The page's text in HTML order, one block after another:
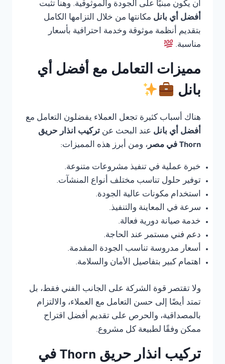
أن يكون مبنيًا على الجودة والموثوقية. وهنا تثبت
أفضل أي بانل مكانتها من خلال التزامها الكامل
بتقديم أنظمة موثوقة وخدمة احترافية بأسعار
مناسبة.
مميزات التعامل مع أفضل أي
بانل
هناك أسباب كثيرة تجعل العملاء يفضلون التعامل مع
أفضل أي بانل عند البحث عن تركيب انذار حريق
Thorn في مصر
، ومن أبرز هذه المميزات:
خبرة عملية في تنفيذ مشروعات متنوعة.
توفير حلول تناسب مختلف أنواع المنشآت.
استخدام مكونات عالية الجودة.
سرعة في المعاينة والتنفيذ.
خدمة صيانة دورية فعالة.
دعم فني مستمر عند الحاجة.
أسعار مدروسة تناسب الجودة المقدمة.
اهتمام كبير بتفاصيل الأمان والسلامة.
ولا تقتصر قوة الشركة على الجانب الفني فقط، بل
تمتد أيضًا إلى حسن التعامل مع العملاء، والالتزام
بالمصداقية، والحرص على تقديم أفضل اقتراح
ممكن وفقًا لطبيعة كل مشروع.
تركيب انذار حريق Thorn في